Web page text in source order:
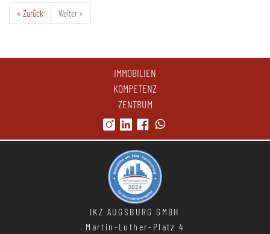
« Zurück Weiter »
IMMOBILIEN
KOMPETENZ
ZENTRUM
IKZ AUGSBURG GMBH
Martin-Luther-Platz 4